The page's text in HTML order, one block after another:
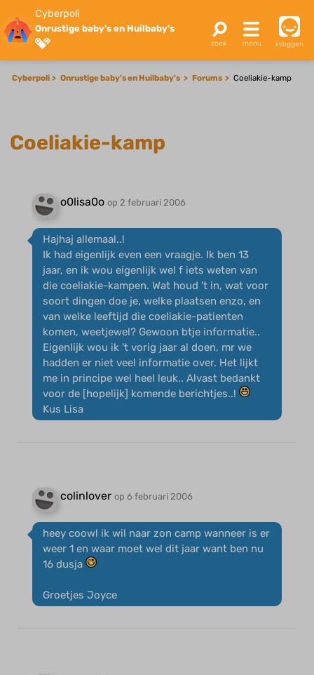
Cyberpoli
Onrustige baby's en Huilbaby's
inloggen
Cyberpoli Onrustige baby's en Huilbaby's Forums Coeliakie-kamp
Coeliakie-kamp
o0lisa0o op 2 februari 2006
Hajhaj allemaal..!
Ik had eigenlijk even een vraagje. Ik ben 13
jaar, en ik wou eigenlijk wel f iets weten van
die coeliakie-kampen. Wat houd 't in, wat voor
soort dingen doe je, welke plaatsen enzo, en
van welke leeftijd die coeliakie-patienten
komen, weetjewel? Gewoon btje informatie..
Eigenlijk wou ik 't vorig jaar al doen, mr we
hadden er niet veel informatie over. Het lijkt
me in principe wel heel leuk.. Alvast bedankt
voor de [hopelijk] komende berichtjes..!
Kus Lisa
colinlover op 6 februari 2006
heey coowl ik wil naar zon camp wanneer is er
weer 1 en waar moet wel dit jaar want ben nu
16 dusja
Groetjes Joyce